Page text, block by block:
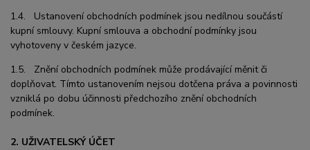
1.4. Ustanovení obchodních podmínek jsou nedílnou součástí
kupní smlouvy. Kupní smlouva a obchodní podmínky jsou
vyhotoveny v českém jazyce.
1.5. Znění obchodních podmínek může prodávající měnit či
doplňovat. Tímto ustanovením nejsou dotčena práva a povinnosti
vzniklá po dobu účinnosti předchozího znění obchodních
podmínek.
2. UŽIVATELSKÝ ÚČET